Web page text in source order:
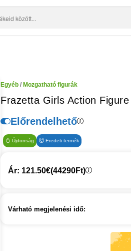
Egyéb / Mozgatható figurák
Frazetta Girls Action
Előrendelhető
Újdonság Eredeti termék
Ár: 121.50€(44290Ft)
Várható megjelenési idő: